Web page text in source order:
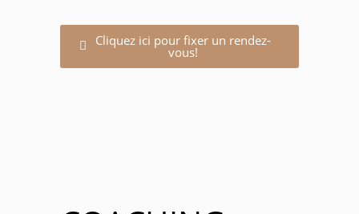
Cliquez ici pour fixer un rendez-
vous!